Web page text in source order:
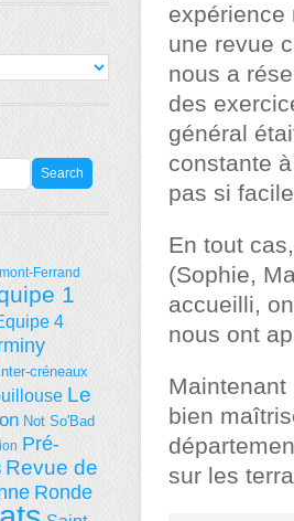
expérience
une revue
nous a
des
général
constante
pas si
En tout
(Sophie,
accueilli,
nous ont
Maintenant
bien
sur les
Ferrand
1
4
Inter-créneaux
Le
Not So'Bad
Pré-
Revue de
Ronde